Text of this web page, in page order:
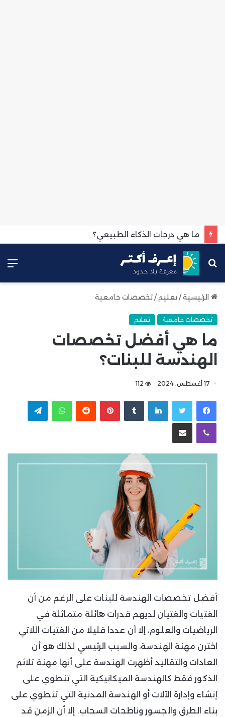
ما هي درجات الذكاء الطبيعي؟
بحث
عن
الرئيسية/تعليم /تخصصات جامعية
تخصصات جامعية تعليم
ما هي أفضل تخصصات
الهندسة للبنات؟
17 أغسطس، 2024 112
لينكدإن بينتيريست واتسابتيلقرام
ڤايبر مشاركة عبر البريد
أفضل تخصصات الهندسة للبنات على الرغم من أن
الفتيات والفتيان لديهم قدرات هائلة متماثلة في
الرياضيات والعلوم، إلا أن عددا قليلا من الفتيات اللاتي
اخترن مهنة الهندسة، والسبب الرئيسي لذلك هو أن
العادات والتقاليد أظهرت الهندسة على أنها مهنة تلائم
الذكور فقط كالهندسة الميكانيكية التي تنطوي على
إنشاء وإدارة الآلات أو الهندسة المدنية التي تنطوي على
بناء الطرق والجسور وناطحات السحاب. إلا أن الزمن قد